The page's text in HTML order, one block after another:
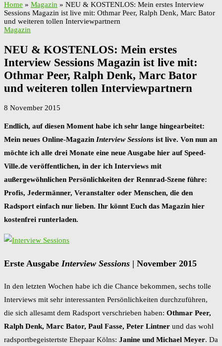
Home » Magazin » NEU & KOSTENLOS: Mein erstes Interview
Sessions Magazin ist live mit: Othmar Peer, Ralph Denk, Marc Bator
und weiteren tollen Interviewpartnern
Magazin
NEU & KOSTENLOS: Mein erstes
Interview Sessions Magazin ist live mit:
Othmar Peer, Ralph Denk, Marc Bator
und weiteren tollen Interviewpartnern
8 November 2015
Endlich, auf diesen Moment habe ich sehr lange hingearbeitet:
Mein neues Online-Magazin Interview Sessions ist live. Von nun an
möchte ich alle drei Monate eine neue Ausgabe hier auf Speed-
Ville.de veröffentlichen, in der ich Interviews mit
außergewöhnlichen Persönlichkeiten der Rennrad-Szene führe:
Profis, Jedermänner, Veranstalter oder Menschen, die den
Radsport einfach nur lieben. Ihr könnt Euch das Magazin hier
kostenfrei runterladen.
Erste Ausgabe Interview Sessions | November 2015
In den letzten Wochen habe ich die Chance bekommen, sechs tolle
Interviews mit sehr interessanten Persönlichkeiten durchzuführen,
die sich allesamt dem Radsport verschrieben haben: Othmar Peer,
Ralph Denk, Marc Bator, Paul Fasse, Peter Lintner und das wohl
radsportbegeistertste Ehepaar Kölns: Janine und Michael Meyer. Da